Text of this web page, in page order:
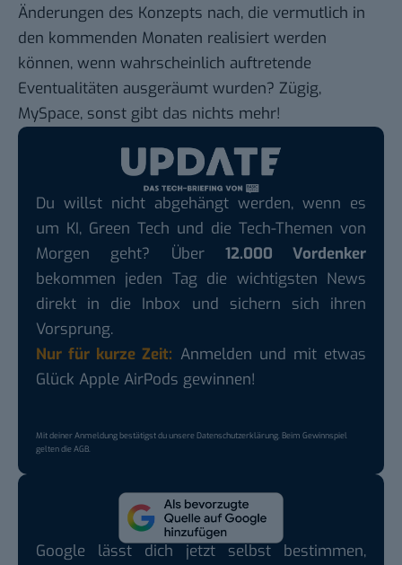
Änderungen des Konzepts nach, die vermutlich in
den kommenden Monaten realisiert werden
können, wenn wahrscheinlich auftretende
Eventualitäten ausgeräumt wurden? Zügig,
MySpace, sonst gibt das nichts mehr!
Du willst nicht abgehängt werden, wenn es
um KI, Green Tech und die Tech-Themen von
Morgen geht? Über 12.000 Vordenker
bekommen jeden Tag die wichtigsten News
direkt in die Inbox und sichern sich ihren
Vorsprung.
Nur für kurze Zeit: Anmelden und mit etwas
Glück Apple AirPods gewinnen!
Mit deiner Anmeldung bestätigst du unsereDatenschutzerklärung. Beim Gewinnspiel
gelten dieAGB.
Google lässt dich jetzt selbst bestimmen,